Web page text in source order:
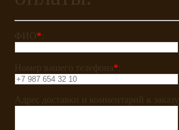
ФИО*
Номер вашего телефона*
Адрес доставки и комментарий к заказу: